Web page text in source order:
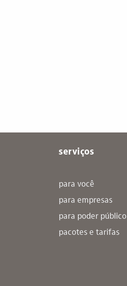
serviços
para você
para empresas
para poder público
pacotes e tarifas